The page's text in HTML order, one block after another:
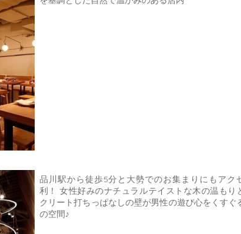
品川駅から徒歩5分と大勢でのお集まりにもアク
利！ 女性好みのナチュラルテイストな木の温もり
クリート打ちっぱなしの壁が男性の遊び心をくすぐ
の空間♪